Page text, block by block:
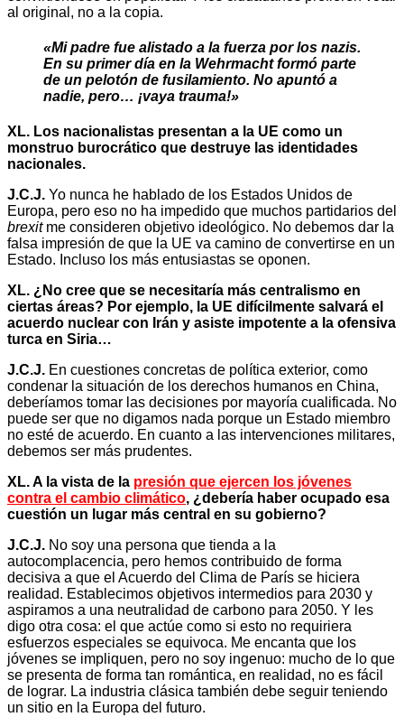
al original, no a la copia.
«Mi padre fue alistado a la fuerza por los nazis.
En su primer día en la Wehrmacht formó parte
de un pelotón de fusilamiento. No apuntó a
nadie, pero… ¡vaya trauma!»
XL. Los nacionalistas presentan a la UE como un
monstruo burocrático que destruye las identidades
nacionales.
J.C.J. Yo nunca he hablado de los Estados Unidos de
Europa, pero eso no ha impedido que muchos partidarios del
brexitme consideren objetivo ideológico. No debemos dar la
falsa impresión de que la UE va camino de convertirse en un
Estado. Incluso los más entusiastas se oponen.
XL. ¿No cree que se necesitaría más centralismo en
ciertas áreas? Por ejemplo, la UE difícilmente salvará el
acuerdo nuclear con Irán y asiste impotente a la ofensiva
turca en Siria…
J.C.J. En cuestiones concretas de política exterior, como
condenar la situación de los derechos humanos en China,
deberíamos tomar las decisiones por mayoría cualificada. No
puede ser que no digamos nada porque un Estado miembro
no esté de acuerdo. En cuanto a las intervenciones militares,
debemos ser más prudentes.
XL. A la vista de la presión que ejercen los jóvenes
contra el cambio climático, ¿debería haber ocupado esa
cuestión un lugar más central en su gobierno?
J.C.J. No soy una persona que tienda a la
autocomplacencia, pero hemos contribuido de forma
decisiva a que el Acuerdo del Clima de París se hiciera
realidad. Establecimos objetivos intermedios para 2030 y
aspiramos a una neutralidad de carbono para 2050. Y les
digo otra cosa: el que actúe como si esto no requiriera
esfuerzos especiales se equivoca. Me encanta que los
jóvenes se impliquen, pero no soy ingenuo: mucho de lo que
se presenta de forma tan romántica, en realidad, no es fácil
de lograr. La industria clásica también debe seguir teniendo
un sitio en la Europa del futuro.